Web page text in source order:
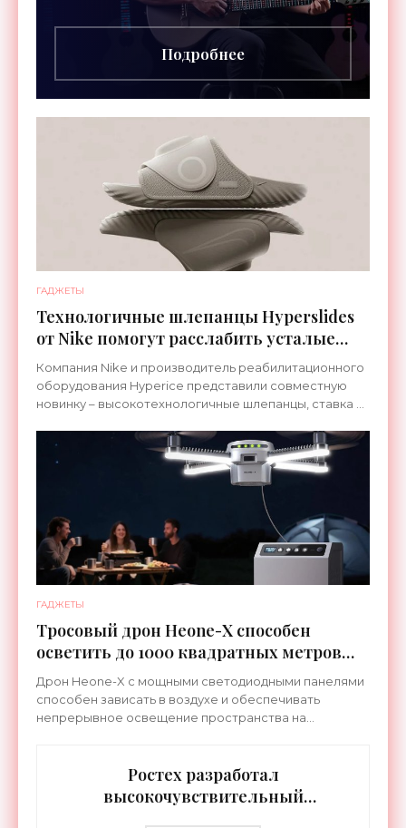
инструментов – встроенная RGB-подсветка
грифа. Светодиоды
Подробнее
ГАДЖЕТЫ
Технологичные шлепанцы Hyperslides
от Nike помогут расслабить усталые
ноги после тренировки - «Гаджеты»
Компания Nike и производитель реабилитационного
оборудования Hyperice представили совместную
новинку – высокотехнологичные шлепанцы, ставка в
ГАДЖЕТЫ
Тросовый дрон Heone-X способен
осветить до 1000 квадратных метров
земли - «Беспилотники»
Дрон Heone-X с мощными светодиодными панелями
способен зависать в воздухе и обеспечивать
непрерывное освещение пространства на
Ростех разработал
высокочувствительный